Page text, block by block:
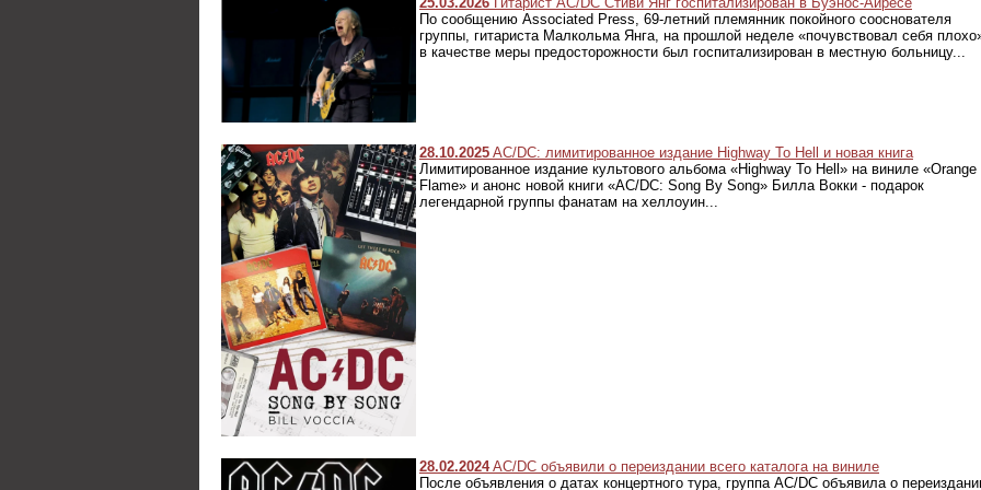
По сообщению Associated Press, 69-летний племянник покойного сооснователя
группы, гитариста Малкольма Янга, на прошлой неделе «почувствовал себя
в качестве меры предосторожности был госпитализирован в местную больницу...
28.10.2025 AC/DC: лимитированное издание Highway To Hell и новая книга
Лимитированное издание культового альбома «Highway To Hell» на виниле «Orange
Flame» и анонс новой книги «AC/DC: Song By Song» Билла Вокки - подарок
легендарной группы фанатам на хеллоуин...
28.02.2024AC/DC объявили о переиздании всего каталога на виниле
После объявления о датах концертного тура, группа AC/DC объявила о